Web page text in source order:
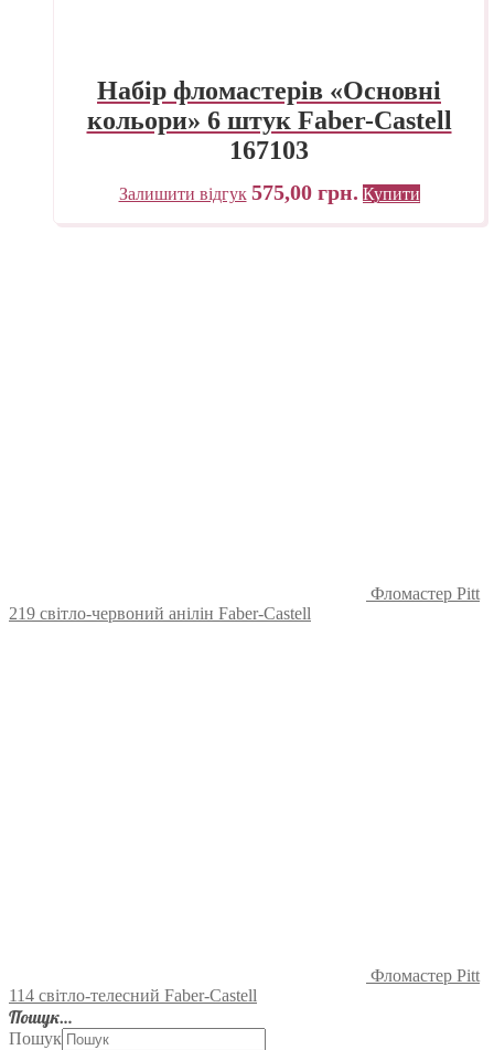
Набір фломастерів «Основні
кольори» 6 штук Faber-Castell
167103
Залишити відгук 575,00 грн. Купити
Фломастер Pitt
219 світло-червоний анілін Faber-Castell
Фломастер Pitt
114 світло-телесний Faber-Castell
Пошук…
Пошук